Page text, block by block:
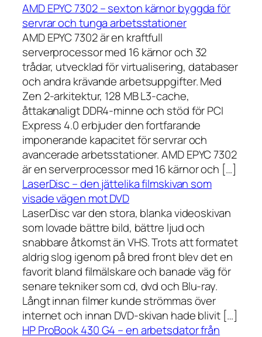
AMD EPYC 7302 – sexton kärnor byggda för
servrar och tunga arbetsstationer
AMD EPYC 7302 är en kraftfull
serverprocessor med 16 kärnor och 32
trådar, utvecklad för virtualisering, databaser
och andra krävande arbetsuppgifter. Med
Zen 2-arkitektur, 128 MB L3-cache,
åttakanaligt DDR4-minne och stöd för PCI
Express 4.0 erbjuder den fortfarande
imponerande kapacitet för servrar och
avancerade arbetsstationer. AMD EPYC 7302
är en serverprocessor med 16 kärnor och […]
LaserDisc – den jättelika filmskivan som
visade vägen mot DVD
LaserDisc var den stora, blanka videoskivan
som lovade bättre bild, bättre ljud och
snabbare åtkomst än VHS. Trots att formatet
aldrig slog igenom på bred front blev det en
favorit bland filmälskare och banade väg för
senare tekniker som cd, dvd och Blu-ray.
Långt innan filmer kunde strömmas över
internet och innan DVD-skivan hade blivit […]
HP ProBook 430 G4 – en arbetsdator från